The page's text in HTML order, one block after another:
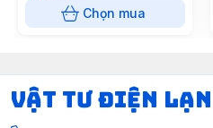
Chọn mua
VẬT TƯ ĐIỆN